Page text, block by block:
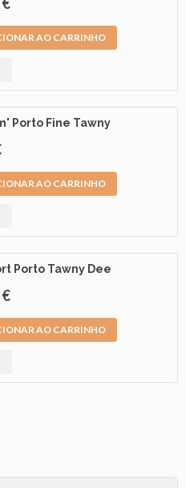
AO CARRINHO
Porto Fine Tawny
AO CARRINHO
Porto Tawny Dee
AO CARRINHO